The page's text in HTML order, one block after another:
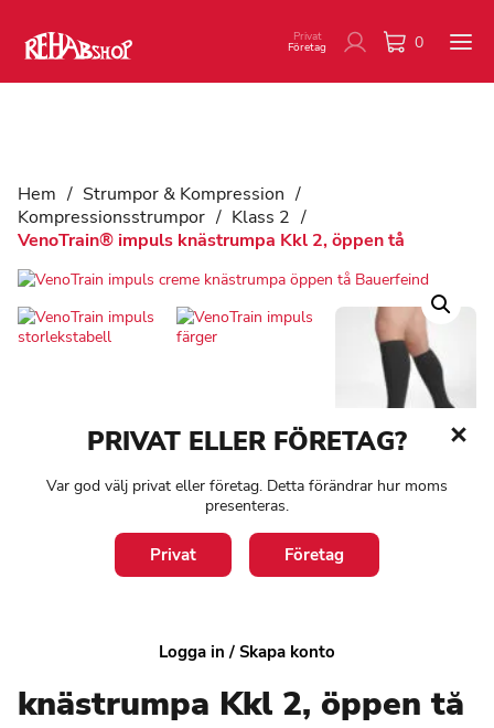
0
Privat
Företag
Hem / Strumpor & Kompression /
Kompressionsstrumpor / Klass 2 /
VenoTrain® impuls knästrumpa Kkl 2, öppen tå
VenoTrain® impuls
knästrumpa Kkl 2, öppen tå
PRIVAT ELLER FÖRETAG?
Var god välj privat eller företag. Detta förändrar hur moms
presenteras.
Privat Företag
Logga in / Skapa konto